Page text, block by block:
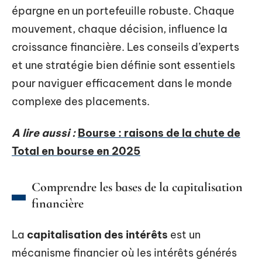
épargne en un portefeuille robuste. Chaque
mouvement, chaque décision, influence la
croissance financière. Les conseils d’experts
et une stratégie bien définie sont essentiels
pour naviguer efficacement dans le monde
complexe des placements.
A lire aussi : Bourse : raisons de la chute de
Total en bourse en 2025
Comprendre les bases de la capitalisation
financière
La capitalisation des intérêts est un
mécanisme financier où les intérêts générés